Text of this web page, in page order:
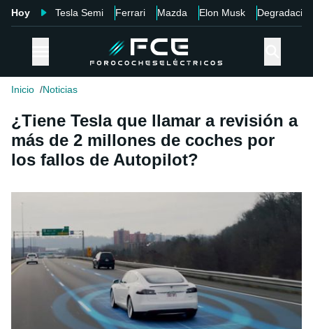
Hoy Tesla Semi Ferrari Mazda Elon Musk Degradación
Inicio Noticias
¿Tiene Tesla que llamar a revisión a
más de 2 millones de coches por
los fallos de Autopilot?